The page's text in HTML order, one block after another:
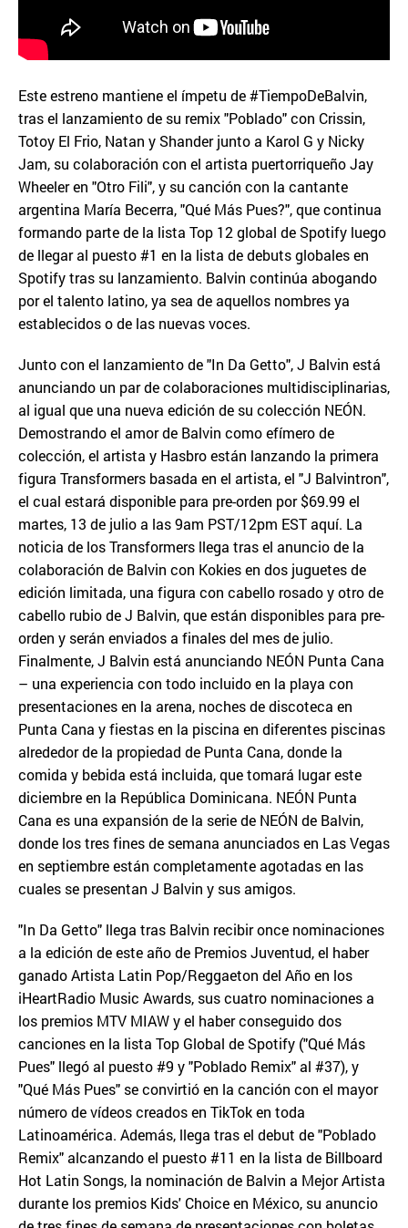
Este estreno mantiene el ímpetu de #TiempoDeBalvin,
tras el lanzamiento de su remix "Poblado" con Crissin,
Totoy El Frio, Natan y Shander junto a Karol G y Nicky
Jam, su colaboración con el artista puertorriqueño Jay
Wheeler en "Otro Fili", y su canción con la cantante
argentina María Becerra, "Qué Más Pues?", que continua
formando parte de la lista Top 12 global de Spotify luego
de llegar al puesto #1 en la lista de debuts globales en
Spotify tras su lanzamiento. Balvin continúa abogando
por el talento latino, ya sea de aquellos nombres ya
establecidos o de las nuevas voces.
Junto con el lanzamiento de "In Da Getto", J Balvin está
anunciando un par de colaboraciones multidisciplinarias,
al igual que una nueva edición de su colección NEÓN.
Demostrando el amor de Balvin como efímero de
colección, el artista y Hasbro están lanzando la primera
figura Transformers basada en el artista, el "J Balvintron",
el cual estará disponible para pre-orden por $69.99 el
martes, 13 de julio a las 9am PST/12pm EST aquí. La
noticia de los Transformers llega tras el anuncio de la
colaboración de Balvin con Kokies en dos juguetes de
edición limitada, una figura con cabello rosado y otro de
cabello rubio de J Balvin, que están disponibles para pre-
orden y serán enviados a finales del mes de julio.
Finalmente, J Balvin está anunciando NEÓN Punta Cana
– una experiencia con todo incluido en la playa con
presentaciones en la arena, noches de discoteca en
Punta Cana y fiestas en la piscina en diferentes piscinas
alrededor de la propiedad de Punta Cana, donde la
comida y bebida está incluida, que tomará lugar este
diciembre en la República Dominicana. NEÓN Punta
Cana es una expansión de la serie de NEÓN de Balvin,
donde los tres fines de semana anunciados en Las Vegas
en septiembre están completamente agotadas en las
cuales se presentan J Balvin y sus amigos.
"In Da Getto" llega tras Balvin recibir once nominaciones
a la edición de este año de Premios Juventud, el haber
ganado Artista Latin Pop/Reggaeton del Año en los
iHeartRadio Music Awards, sus cuatro nominaciones a
los premios MTV MIAW y el haber conseguido dos
canciones en la lista Top Global de Spotify ("Qué Más
Pues" llegó al puesto #9 y "Poblado Remix" al #37), y
"Qué Más Pues" se convirtió en la canción con el mayor
número de vídeos creados en TikTok en toda
Latinoamérica. Además, llega tras el debut de "Poblado
Remix" alcanzando el puesto #11 en la lista de Billboard
Hot Latin Songs, la nominación de Balvin a Mejor Artista
durante los premios Kids' Choice en México, su anuncio